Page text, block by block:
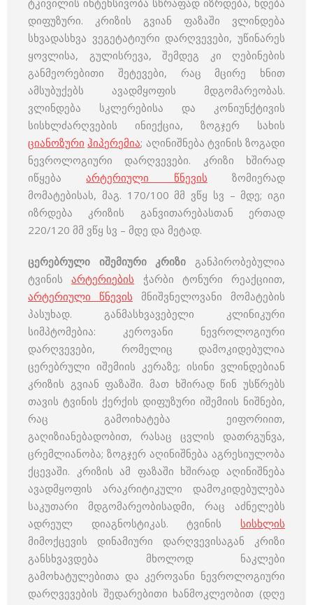
ტკივილის ინტენსივობა სწრაფად იზრდება, ხდება
დიფუზური. კრიზის გვიან ფაზაში ვლინდება
სხვადასხვა ვეგეტატიური დარღვევები, უწინარეს
ყოვლისა, გულისრევა, შემდეგ კი ღებინების
განმეორებითი შეტევები, რაც მცირე ხნით
ამსუბუქებს ავადმყოფის მდგომარეობას.
ვლინდება სკლერებისა და კონიუნქტივის
სისხლძარღვების ინიექცია, ზოგჯერ სახის
ციანოზური ჰიპერემია; აღინიშნება ტვინის ზოგადი
ნევროლოგიური დარღვევები. კრიზი ხშირად
იწყებაარტერიული წნევის ზომიერად
მომატებისას, მაგ. 170/100 მმ ვწყ სვ – მდე; იგი
იზრდება კრიზის განვითარებასთან ერთად
220/120 მმ ვწყ სვ – მდე და მეტად.
ცერებრული იშემიური კრიზი განპირობებულია
ტვინისარტერიების ჭარბი ტონური რეაქციით,
არტერიული წნევის მნიშვნელოვანი მომატების
პასუხად. განმასხვავებელი კლინიკური
სიმპტომებია: კეროვანი ნევროლოგიური
დარღვევები, რომელიც დამოკიდებულია
ცერებრული იშემიის კერაზე; ისინი ვლინდებიან
კრიზის გვიან ფაზაში. მათ ხშირად წინ უსწრებს
თავის ტვინის ქერქის დიფუზური იშემიის ნიშნები,
რაც გამოიხატება ეიფორიით,
გაღიზიანებადობით, რასაც ცვლის დათრგუნვა,
ცრემლიანობა; ზოგჯერ აღინიშნება აგრესიულობა
ქცევაში. კრიზის ამ ფაზაში ხშირად აღინიშნება
ავადმყოფის არაკრიტიკული დამოკიდებულება
საკუთარი მდგომარეობისადმი, რაც აძნელებს
ადრეულ დიაგნოსტიკას. ტვინის სისხლის
მიმოქცევის დინამიური დარღვევისაგან კრიზი
განსხვავდება მხოლოდ ნაკლები
გამოხატულებითა და კეროვანი ნევროლოგიური
დარღვევების შედარებითი ხანმოკლეობით (დღე